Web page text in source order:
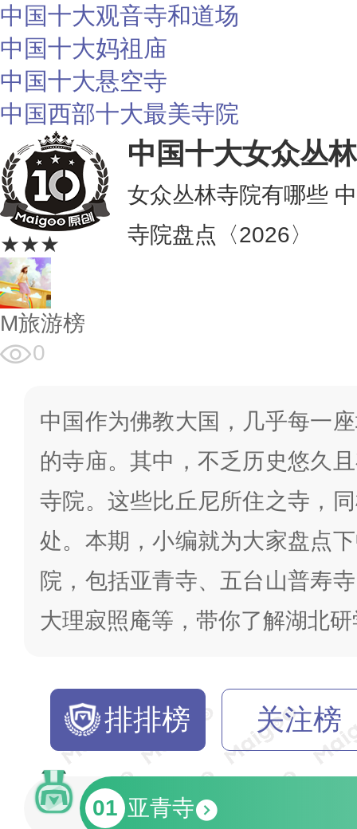
中国十大观音寺和道场
中国十大妈祖庙
中国十大悬空寺
中国西部十大最美寺院
★★★
中国十大女众丛
女众丛林寺院有哪些
寺院盘点〈2026〉
M旅游榜
0
中国作为佛教大国，几乎每一
的寺庙。其中，不乏历史悠久
寺院。这些比丘尼所住之寺，
处。本期，小编就为大家盘点
院，包括亚青寺、五台山普寿
大理寂照庵等，带你了解湖北
排排榜 关注榜
01 亚青寺